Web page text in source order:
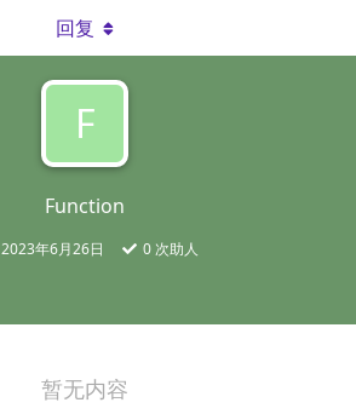
F
Function
2023年6月26日 0次助人
回复
暂无内容